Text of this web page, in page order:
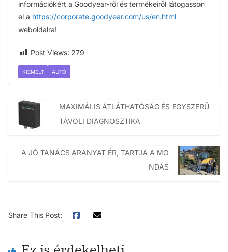
információkért a Goodyear-ről és termékeiről látogasson
el a https://corporate.goodyear.com/us/en.html
weboldalra!
Post Views: 279
KIEMELT AUTÓ
MAXIMÁLIS ÁTLÁTHATÓSÁG ÉS EGYSZERŰ
TÁVOLI DIAGNOSZTIKA
A JÓ TANÁCS ARANYAT ÉR, TARTJA A MO
NDÁS
Share This Post: